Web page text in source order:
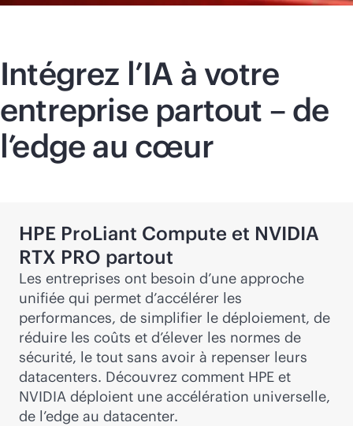
Intégrez l’IA à votre
entreprise partout – de
l’edge au cœur
HPE ProLiant Compute et NVIDIA
RTX PRO partout
Les entreprises ont besoin d’une approche
unifiée qui permet d’accélérer les
performances, de simplifier le déploiement, de
réduire les coûts et d’élever les normes de
sécurité, le tout sans avoir à repenser leurs
datacenters. Découvrez comment HPE et
NVIDIA déploient une accélération universelle,
de l’edge au datacenter.